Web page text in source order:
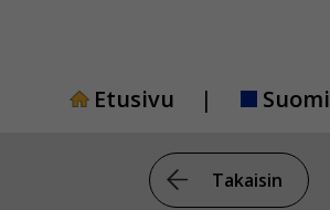
Etusivu
Suomi
Takaisin